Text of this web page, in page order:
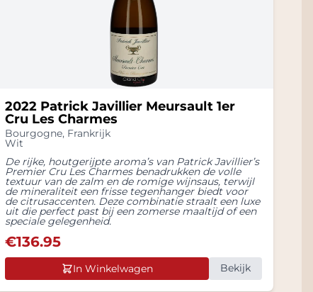
2022 Patrick Javillier Meursault 1er
Cru Les Charmes
Bourgogne, Frankrijk
Wit
De rijke, houtgerijpte aroma’s van Patrick Javillier’s
Premier Cru Les Charmes benadrukken de volle
textuur van de zalm en de romige wijnsaus, terwijl
de mineraliteit een frisse tegenhanger biedt voor
de citrusaccenten. Deze combinatie straalt een luxe
uit die perfect past bij een zomerse maaltijd of een
speciale gelegenheid.
€136.95
In Winkelwagen Bekijk